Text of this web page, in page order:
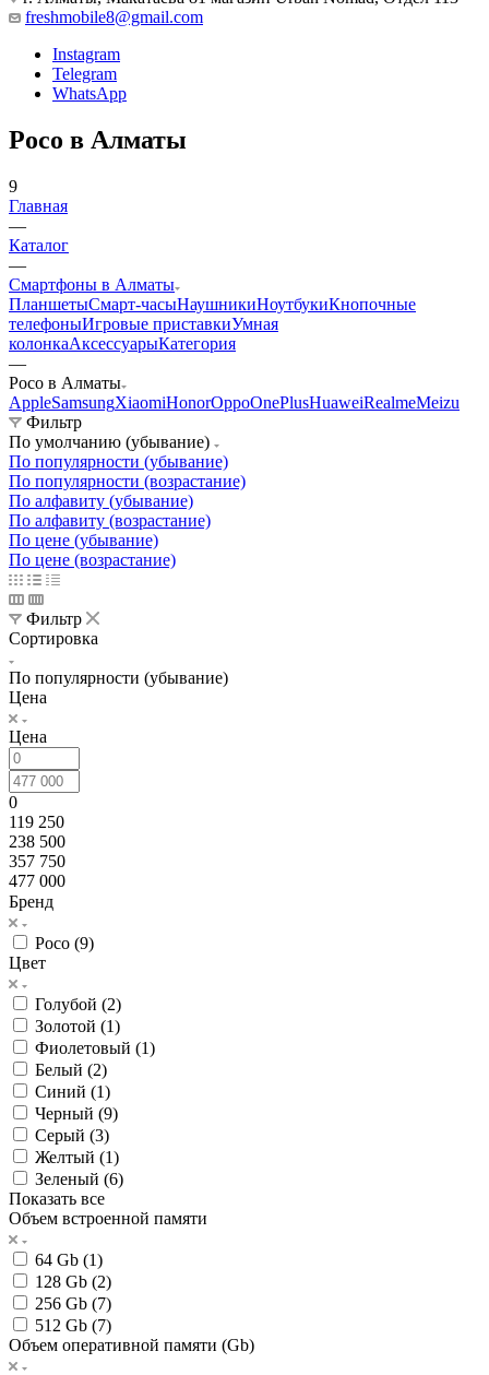
freshmobile8@gmail.com
Instagram
Telegram
WhatsApp
Poco в Алматы
9
Главная
—
Каталог
—
Смартфоны в Алматы
ПланшетыСмарт-часыНаушникиНоутбукиКнопочные
телефоныИгровые приставкиУмная
колонкаАксессуарыКатегория
—
Poco в Алматы
AppleSamsungXiaomiHonorOppoOnePlusHuaweiRealmeMeizu
Фильтр
По умолчанию (убывание)
По популярности (убывание)
По популярности (возрастание)
По алфавиту (убывание)
По алфавиту (возрастание)
По цене (убывание)
По цене (возрастание)
Фильтр
Сортировка
По популярности (убывание)
Цена
Цена
0
119 250
238 500
357 750
477 000
Бренд
Poco (9)
Цвет
Голубой (2)
Золотой (1)
Фиолетовый (1)
Белый (2)
Синий (1)
Черный (9)
Серый (3)
Желтый (1)
Зеленый (6)
Показать все
Объем встроенной памяти
64 Gb (1)
128 Gb (2)
256 Gb (7)
512 Gb (7)
Объем оперативной памяти (Gb)